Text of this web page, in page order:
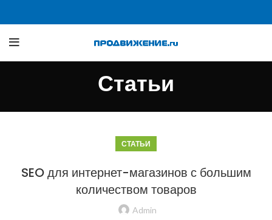
Статьи
СТАТЬИ
SEO для интернет-магазинов с большим
количеством товаров
Admin